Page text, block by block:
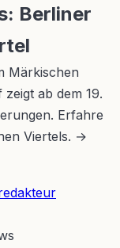
Berliner
Märkischen
ab dem 19.
Erfahre
Viertels. →